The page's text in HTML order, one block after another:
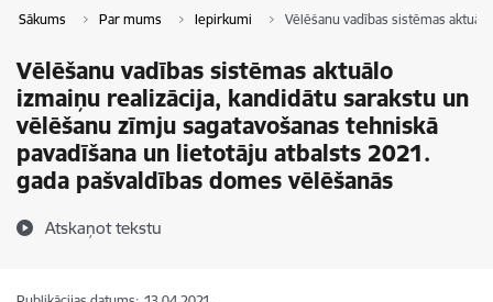
Sākums Par mums Iepirkumi Vēlēšanu vadības sistēmas
Vēlēšanu vadības sistēmas aktuālo
izmaiņu realizācija, kandidātu sarakstu un
vēlēšanu zīmju sagatavošanas tehniskā
pavadīšana un lietotāju atbalsts 2021.
gada pašvaldības domes vēlēšanās
Atskaņot tekstu